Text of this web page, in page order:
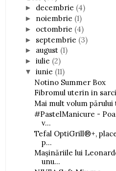
► decembrie (4)
► noiembrie (1)
► octombrie (4)
► septembrie (3)
► august (1)
►iulie (2)
▼iunie (11)
Notino Summer Box
Fibromul uterin in
Mai mult volum
#PastelManicure -
v...
Tefal OptiGrill®+,
p...
Mașinăriile lui
unu...